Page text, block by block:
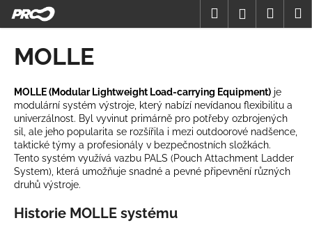
obsah
HledatPřihlášení
MOLLE
MOLLE (Modular Lightweight Load-carrying Equipment) je
modulární systém výstroje, který nabízí nevídanou flexibilitu a
univerzálnost. Byl vyvinut primárně pro potřeby ozbrojených
sil, ale jeho popularita se rozšířila i mezi outdoorové nadšence,
taktické týmy a profesionály v bezpečnostních složkách.
Tento systém využívá vazbu PALS (Pouch Attachment Ladder
System), která umožňuje snadné a pevné připevnění různých
druhů výstroje.
Historie MOLLE systému
o
o
p
o
t
ř
e
b
u